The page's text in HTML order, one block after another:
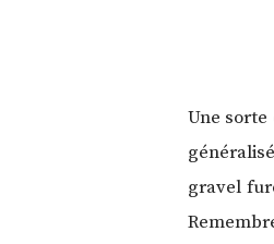
Une sorte
gravel